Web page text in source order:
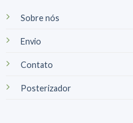
Sobre nós
Envio
Contato
Posterizador